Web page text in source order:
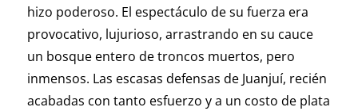
hizo poderoso. El espectáculo de su fuerza era
provocativo, lujurioso, arrastrando en su cauce
un bosque entero de troncos muertos, pero
inmensos. Las escasas defensas de Juanjuí, recién
acabadas con tanto esfuerzo y a un costo de plata